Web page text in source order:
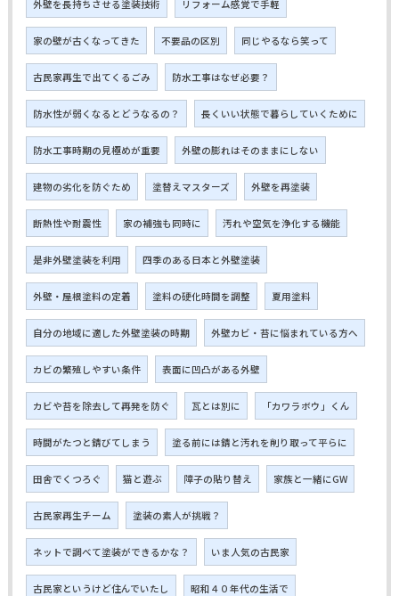
外壁を長持ちさせる塗装技術 リフォーム感覚で手軽
家の壁が古くなってきた 不要品の区別 同じやるなら笑って
古民家再生で出てくるごみ 防水工事はなぜ必要？
防水性が弱くなるとどうなるの？ 長くいい状態で暮らしていくために
防水工事時期の見極めが重要 外壁の膨れはそのままにしない
建物の劣化を防ぐため 塗替えマスターズ 外壁を再塗装
断熱性や耐震性 家の補強も同時に 汚れや空気を浄化する機能
是非外壁塗装を利用 四季のある日本と外壁塗装
外壁・屋根塗料の定着 塗料の硬化時間を調整 夏用塗料
自分の地域に適した外壁塗装の時期 外壁カビ・苔に悩まれている方へ
カビの繁殖しやすい条件 表面に凹凸がある外壁
カビや苔を除去して再発を防ぐ 瓦とは別に 「カワラボウ」くん
時間がたつと錆びてしまう 塗る前には錆と汚れを削り取って平らに
田舎でくつろぐ 猫と遊ぶ 障子の貼り替え 家族と一緒にGW
古民家再生チーム 塗装の素人が挑戦？
ネットで調べて塗装ができるかな？ いま人気の古民家
古民家というけど住んでいたし 昭和４０年代の生活で